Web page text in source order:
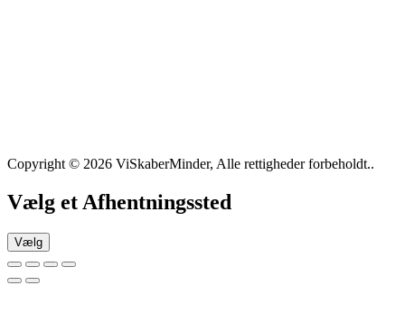
Copyright © 2026 ViSkaberMinder, Alle rettigheder forbeholdt..
Vælg et Afhentningssted
Vælg